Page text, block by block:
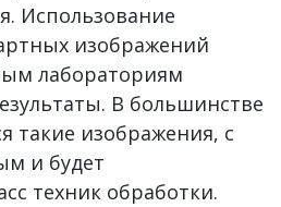
Использование
изображений
лабораториям
В большинстве
такие изображения, с
и будет
техник обработки.